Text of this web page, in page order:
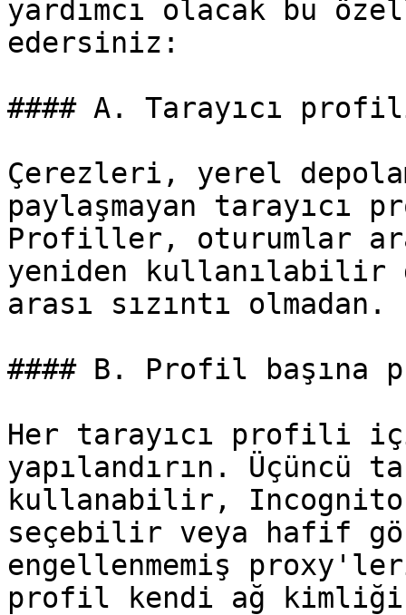
yardımcı olacak bu
edersiniz:
#### A. Tarayıcı
Çerezleri, yerel
paylaşmayan
Profiller, oturumlar
yeniden kullanılabilir
arası sızıntı olmadan.
#### B. Profil başına
Her tarayıcı profili
yapılandırın. Üçüncü
kullanabilir,
seçebilir veya hafif
engellenmemiş
profil kendi ağ